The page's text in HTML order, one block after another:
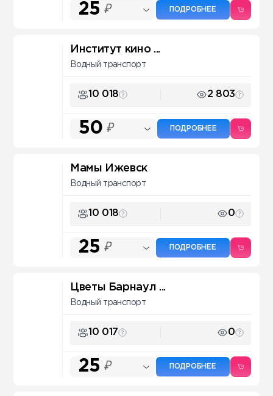
25 ₽ ПОДРОБНЕЕ
Институт кино ...
Водный транспорт
10 018 2 803
50 ₽ ПОДРОБНЕЕ
Мамы Ижевск
Водный транспорт
10 018 0
25 ₽ ПОДРОБНЕЕ
Цветы Барнаул ...
Водный транспорт
10 017 0
25 ₽ ПОДРОБНЕЕ